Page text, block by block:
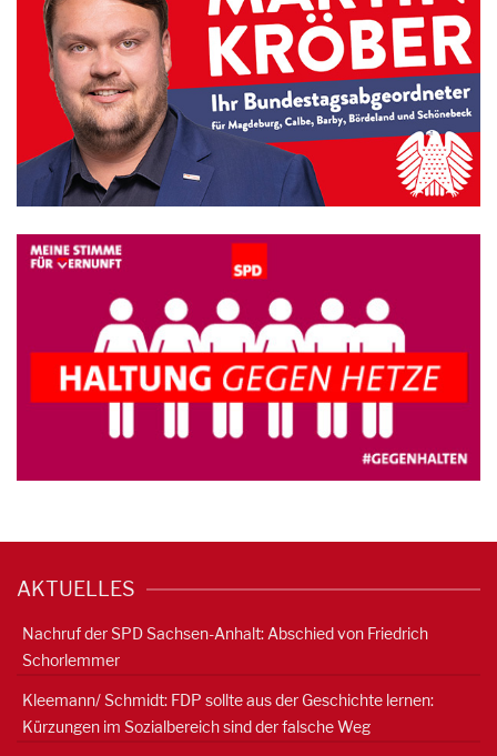
AKTUELLES
Nachruf der SPD Sachsen-Anhalt: Abschied von Friedrich
Schorlemmer
Kleemann/ Schmidt: FDP sollte aus der Geschichte lernen:
Kürzungen im Sozialbereich sind der falsche Weg